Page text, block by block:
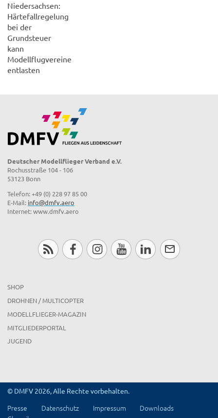
Niedersachsen:
Härtefallregelung
bei der
Grundsteuer
kann
Modellflugvereine
entlasten
Deutscher Modellflieger Verband e.V.
Rochusstraße 104 - 106
53123 Bonn
Telefon: +49 (0) 228 97 85 00
E-Mail: info@dmfv.aero
Internet: www.dmfv.aero
SHOP
DROHNEN / MULTICOPTER
MODELLFLIEGER-MAGAZIN
MITGLIEDERPORTAL
JUGEND
© DMFV 2026, Alle Rechte vorbehalten.
Presse Datenschutz Impressum
Downloads